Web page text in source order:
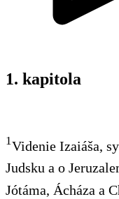
1. kapitola
1Videnie Izaiáša,
Judsku a o
Jótáma, Ácháza a